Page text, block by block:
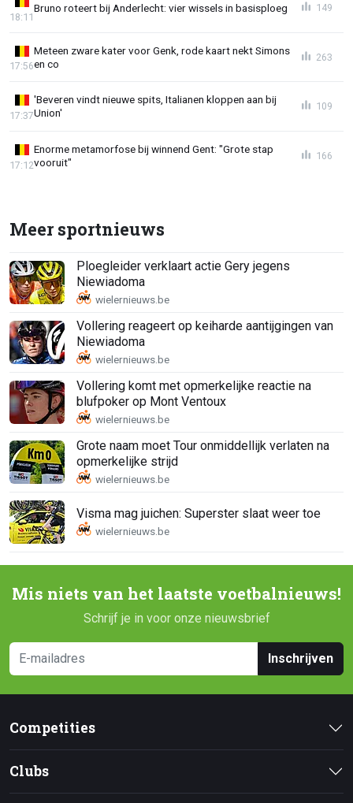
Bruno roteert bij Anderlecht: vier wissels in basisploeg
18:11
149
Meteen zware kater voor Genk, rode kaart nekt Simons
en co
17:56
263
'Beveren vindt nieuwe spits, Italianen kloppen aan bij
Union'
17:37
109
Enorme metamorfose bij winnend Gent: "Grote stap
vooruit"
17:12
166
Meer sportnieuws
Ploegleider verklaart actie Gery jegens
Niewiadoma
Vollering reageert op keiharde aantijgingen van
Niewiadoma
Vollering komt met opmerkelijke reactie na
blufpoker op Mont Ventoux
Grote naam moet Tour onmiddellijk verlaten na
opmerkelijke strijd
Visma mag juichen: Superster slaat weer toe
Mis niets van het laatste voetbalnieuws!
Schrijf je in voor onze nieuwsbrief
Inschrijven
Competities
Clubs